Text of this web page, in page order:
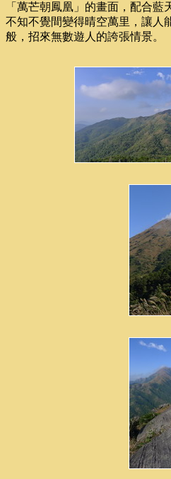
「萬芒朝鳳凰」的畫面，配合
不知不覺間變得晴空萬里，讓人
般，招來無數遊人的誇張情景。